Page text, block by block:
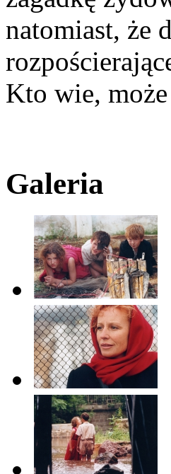
natomiast, że
Kto wie,
Galeria